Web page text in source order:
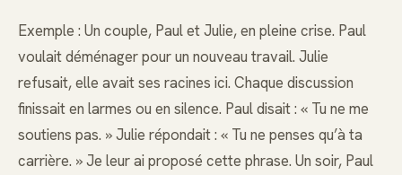
Exemple : Un couple, Paul et Julie, en pleine crise. Paul
voulait déménager pour un nouveau travail. Julie
refusait, elle avait ses racines ici. Chaque discussion
finissait en larmes ou en silence. Paul disait : « Tu ne me
soutiens pas. » Julie répondait : « Tu ne penses qu’à ta
carrière. » Je leur ai proposé cette phrase. Un soir, Paul